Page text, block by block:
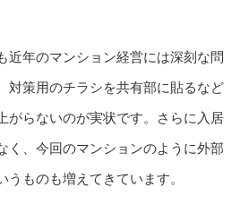
近年のマンション経営には深刻な問
対策用のチラシを共有部に貼るなど
がらないのが実状です。さらに入居
く、今回のマンションのように外部
ものも増えてきています。